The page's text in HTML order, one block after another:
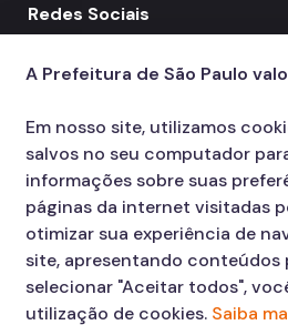
Redes Sociais
A Prefeitura de São Paulo
Em nosso site, utilizamos
salvos no seu computador
informações sobre suas
páginas da internet visitadas
otimizar sua experiência de
site, apresentando conteúdos
selecionar "Aceitar todos",
utilização de cookies. Saiba